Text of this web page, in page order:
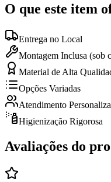
O que este item
Entrega no Local
Montagem Inclusa (sob
Material de Alta
Opções Variadas
Atendimento
Higienização Rigorosa
Avaliações do